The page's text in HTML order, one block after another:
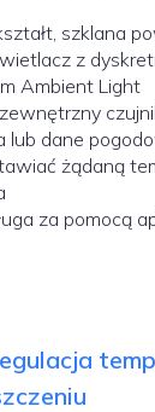
szklana
z
Ambient Light
lub dane
żądaną
za pomocą